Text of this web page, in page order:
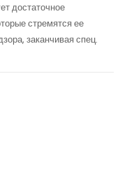
достаточное
стремятся ее
заканчивая спец.